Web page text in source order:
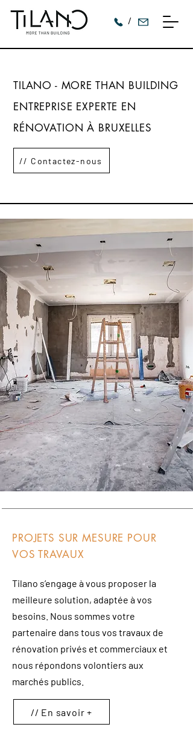
/
TILANO - MORE THAN BUILDING
ENTREPRISE EXPERTE EN
RÉNOVATION À BRUXELLES
// Contactez-nous
PROJETS SUR MESURE POUR
VOS TRAVAUX
Tilano s’engage à vous proposer la
meilleure solution, adaptée à vos
besoins. Nous sommes votre
partenaire dans tous vos travaux de
rénovation privés et commerciaux et
nous répondons volontiers aux
marchés publics.
// En savoir +